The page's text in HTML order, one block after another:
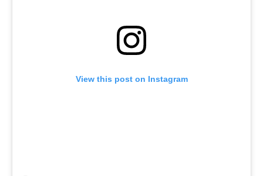
View this post on Instagram